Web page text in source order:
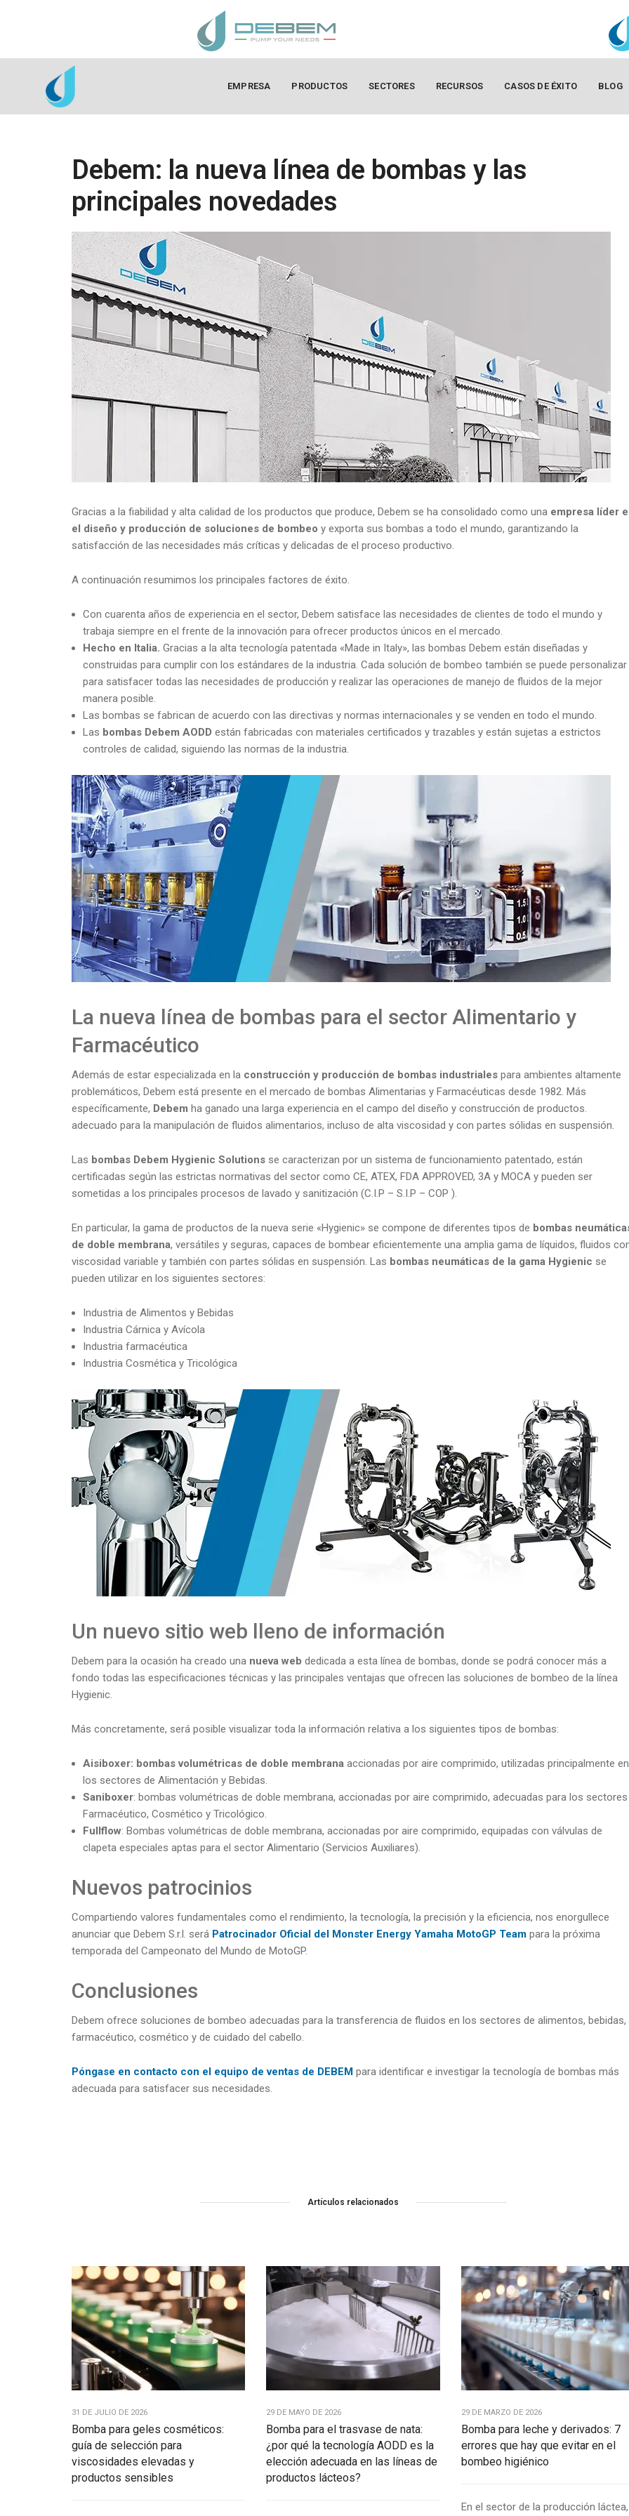
EMPRESA PRODUCTOS SECTORES RECURSOS CASOS DE ÉXITO BLOG
Debem: la nueva línea de bombas y las
principales novedades
Gracias a la fiabilidad y alta calidad de los productos que produce, Debem se ha consolidado como una empresa líder
el diseño y producción de soluciones de bombeo y exporta sus bombas a todo el mundo, garantizando la
satisfacción de las necesidades más críticas y delicadas de el proceso productivo.
A continuación resumimos los principales factores de éxito.
Con cuarenta años de experiencia en el sector, Debem satisface las necesidades de clientes de todo el mundo y
trabaja siempre en el frente de la innovación para ofrecer productos únicos en el mercado.
Hecho en Italia. Gracias a la alta tecnología patentada «Made in Italy», las bombas Debem están diseñadas y
construidas para cumplir con los estándares de la industria. Cada solución de bombeo también se puede personalizar
para satisfacer todas las necesidades de producción y realizar las operaciones de manejo de fluidos de la mejor
manera posible.
Las bombas se fabrican de acuerdo con las directivas y normas internacionales y se venden en todo el mundo.
Las bombas Debem AODD están fabricadas con materiales certificados y trazables y están sujetas a estrictos
controles de calidad, siguiendo las normas de la industria.
La nueva línea de bombas para el sector Alimentario y
Farmacéutico
Además de estar especializada en la construcción y producción de bombas industriales para ambientes altamente
problemáticos, Debem está presente en el mercado de bombas Alimentarias y Farmacéuticas desde 1982. Más
específicamente, Debem ha ganado una larga experiencia en el campo del diseño y construcción de productos.
adecuado para la manipulación de fluidos alimentarios, incluso de alta viscosidad y con partes sólidas en suspensión.
Las bombas Debem Hygienic Solutions se caracterizan por un sistema de funcionamiento patentado, están
certificadas según las estrictas normativas del sector como CE, ATEX, FDA APPROVED, 3A y MOCA y pueden ser
sometidas a los principales procesos de lavado y sanitización (C.I.P – S.I.P – COP ).
En particular, la gama de productos de la nueva serie «Hygienic» se compone de diferentes tipos de bombas
de doble membrana, versátiles y seguras, capaces de bombear eficientemente una amplia gama de líquidos, fluidos
viscosidad variable y también con partes sólidas en suspensión. Las bombas neumáticas de la gama Hygienic se
pueden utilizar en los siguientes sectores:
Industria de Alimentos y Bebidas
Industria Cárnica y Avícola
Industria farmacéutica
Industria Cosmética y Tricológica
Un nuevo sitio web lleno de información
Debem para la ocasión ha creado una nueva web dedicada a esta línea de bombas, donde se podrá conocer más a
fondo todas las especificaciones técnicas y las principales ventajas que ofrecen las soluciones de bombeo de la línea
Hygienic.
Más concretamente, será posible visualizar toda la información relativa a los siguientes tipos de bombas:
Aisiboxer: bombas volumétricas de doble membrana accionadas por aire comprimido, utilizadas principalmente en
los sectores de Alimentación y Bebidas.
Saniboxer: bombas volumétricas de doble membrana, accionadas por aire comprimido, adecuadas para los sectores
Farmacéutico, Cosmético y Tricológico.
Fullflow: Bombas volumétricas de doble membrana, accionadas por aire comprimido, equipadas con válvulas de
clapeta especiales aptas para el sector Alimentario (Servicios Auxiliares).
Nuevos patrocinios
Compartiendo valores fundamentales como el rendimiento, la tecnología, la precisión y la eficiencia, nos enorgullece
anunciar que Debem S.r.l. será Patrocinador Oficial del Monster Energy Yamaha MotoGP Team para la próxima
temporada del Campeonato del Mundo de MotoGP.
Conclusiones
Debem ofrece soluciones de bombeo adecuadas para la transferencia de fluidos en los sectores de alimentos, bebidas,
farmacéutico, cosmético y de cuidado del cabello.
Póngase en contacto con el equipo de ventas de DEBEM para identificar e investigar la tecnología de bombas más
adecuada para satisfacer sus necesidades.
Artículos relacionados
31 DE JULIO DE 2026
Bomba para geles cosméticos:
guía de selección para
viscosidades elevadas y
productos sensibles
29 DE MAYO DE 2026
Bomba para el trasvase de nata:
¿por qué la tecnología AODD es la
elección adecuada en las líneas de
productos lácteos?
29 DE MARZO DE 2026
Bomba para leche y derivados: 7
errores que hay que evitar en el
bombeo higiénico
En el sector de la producción láctea,